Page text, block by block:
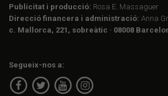
Publicitat i producció: Rosa E. Massaguer
Direcció financera i administració: Anna
c. Mallorca, 221, sobreàtic · 08008
Segueix-nos a: